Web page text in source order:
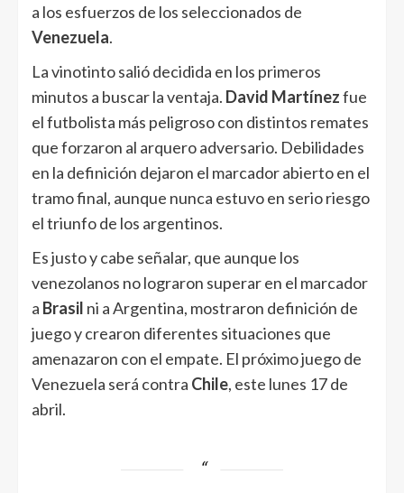
a los esfuerzos de los seleccionados de
Venezuela.
La vinotinto salió decidida en los primeros
minutos a buscar la ventaja. David Martínezfue
el futbolista más peligroso con distintos remates
que forzaron al arquero adversario. Debilidades
en la definición dejaron el marcador abierto en el
tramo final, aunque nunca estuvo en serio riesgo
el triunfo de los argentinos.
Es justo y cabe señalar, que aunque los
venezolanos no lograron superar en el marcador
a Brasil ni a Argentina, mostraron definición de
juego y crearon diferentes situaciones que
amenazaron con el empate. El próximo juego de
Venezuela será contra Chile, este lunes 17 de
abril.